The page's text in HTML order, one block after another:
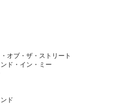
オブ・ザ・ストリート
ド・イン・ミー
ド